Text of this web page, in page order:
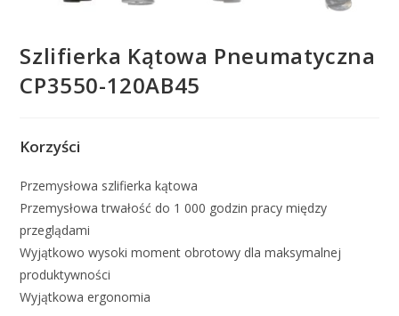
Szlifierka Kątowa Pneumatyczna
CP3550-120AB45
Korzyści
Przemysłowa szlifierka kątowa
Przemysłowa trwałość do 1 000 godzin pracy między
przeglądami
Wyjątkowo wysoki moment obrotowy dla maksymalnej
produktywności
Wyjątkowa ergonomia